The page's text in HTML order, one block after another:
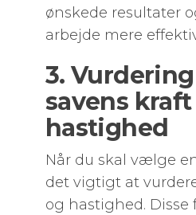
ønskede resultater
arbejde mere
3.
savens
hastighed
Når du skal vælge
det vigtigt at
og hastighed. Disse